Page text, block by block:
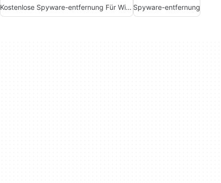
Kostenlose Spyware-entfernung Für Windows Spyware-entfernung